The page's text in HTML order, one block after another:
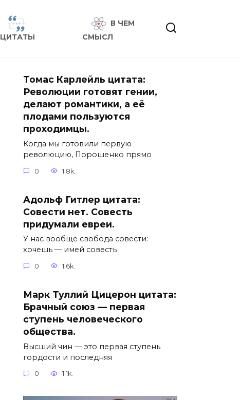
ЦИТАТЫ
В ЧЕМ
СМЫСЛ
Томас Карлейль цитата:
Революции готовят гении,
делают романтики, а её
плодами пользуются
проходимцы.
Когда мы готовили первую
революцию, Порошенко прямо
0 1.8k.
Адольф Гитлер цитата:
Совести нет. Совесть
придумали евреи.
У нас вообще свобода совести:
хочешь — имей совесть
0 1.6k.
Марк Туллий Цицерон цитата:
Брачный союз — первая
ступень человеческого
общества.
Высший чин — это первая ступень
гордости и последняя
0 1.1k.